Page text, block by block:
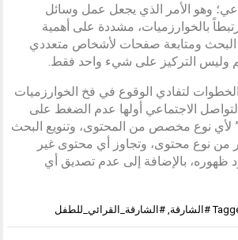
وهو الأمر الذي يجعل عمل وسائل
بالخوارزميات، مشددة على أهمية
البحث ومتابعة صفحات لأشخاص متعددي
وليس التركيز على شيء واحد فقط.
لتفادي الوقوع في فخ الخوارزميات
الاجتماعي أولها عدم الضغط على
لأي نوع مخصص من المحتوى، وتنويع البحث
من نوع محتوى، وتجاوز أي محتوى غير
ظهوره، بالإضافة إلى عدم تصديق أي
#الشارقة ,#الشارقة_القرائي_للطفل